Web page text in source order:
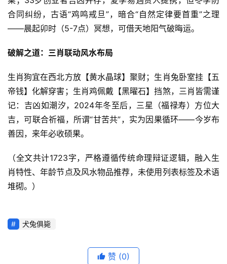
合同纠纷，古语“鸡鸣戒旦”，暗合“自然定律要首重”之理
——晨起卯时（5-7点）冥想，可借天地阳气破晦运。
破解之道：三肖联动风水布局
生肖狗宜在西北方放【黄水晶球】聚财；生肖兔卧室挂【五
帝钱】化解穿害；生肖鸡佩戴【黑曜石】挡煞，三肖皆需谨
记：吉凶如潮汐，2024年冬至后，三星（福禄寿）方位大
吉，可联合祈福，所谓“甘苦共”，实为因果循环——今岁布
善因，来年必收硕果。
（全文共计1723字，严格遵循传统命理辩证逻辑，融入生
肖特性、年龄节点及风水物品推荐，未使用列表标签及术语
堆砌。）
犬兔俱毙
赞 (0)